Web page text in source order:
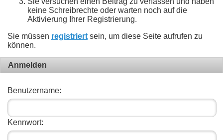
keine Schreibrechte oder warten noch auf die
Aktivierung Ihrer Registrierung.
Sie müssen registriert sein, um diese Seite aufrufen zu
können.
Anmelden
Benutzername:
Kennwort: